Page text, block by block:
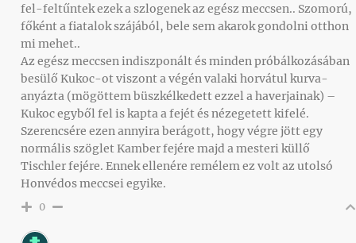
fel-feltűntek ezek a szlogenek az egész meccsen.. Szomorú,
főként a fiatalok szájából, bele sem akarok gondolni otthon
mi mehet..
Az egész meccsen indiszponált és minden próbálkozásában
besülő Kukoc-ot viszont a végén valaki horvátul kurva-
anyázta (mögöttem büszkélkedett ezzel a haverjainak) –
Kukoc egyből fel is kapta a fejét és nézegetett kifelé.
Szerencsére ezen annyira berágott, hogy végre jött egy
normális szöglet Kamber fejére majd a mesteri küllő
Tischler fejére. Ennek ellenére remélem ez volt az utolsó
Honvédos meccsei egyike.
0